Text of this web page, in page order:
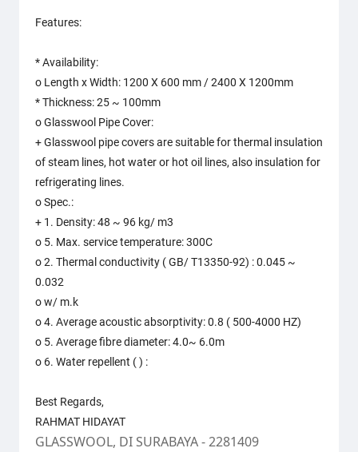
Features:
* Availability:
o Length x Width: 1200 X 600 mm / 2400 X 1200mm
* Thickness: 25 ~ 100mm
o Glasswool Pipe Cover:
+ Glasswool pipe covers are suitable for thermal insulation
of steam lines, hot water or hot oil lines, also insulation for
refrigerating lines.
o Spec.:
+ 1. Density: 48 ~ 96 kg/ m3
o 5. Max. service temperature: 300C
o 2. Thermal conductivity ( GB/ T13350-92) : 0.045 ~
0.032
o w/ m.k
o 4. Average acoustic absorptivity: 0.8 ( 500-4000 HZ)
o 5. Average fibre diameter: 4.0~ 6.0m
o 6. Water repellent ( ) :
Best Regards,
RAHMAT HIDAYAT
GLASSWOOL, DI SURABAYA - 2281409